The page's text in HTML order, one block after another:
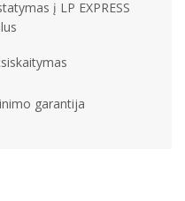
į LP EXPRESS
garantija